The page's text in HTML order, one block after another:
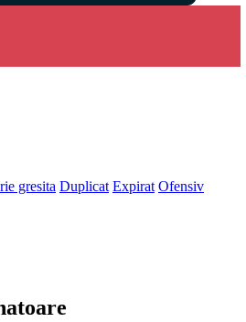
gresita Duplicat Expirat Ofensiv